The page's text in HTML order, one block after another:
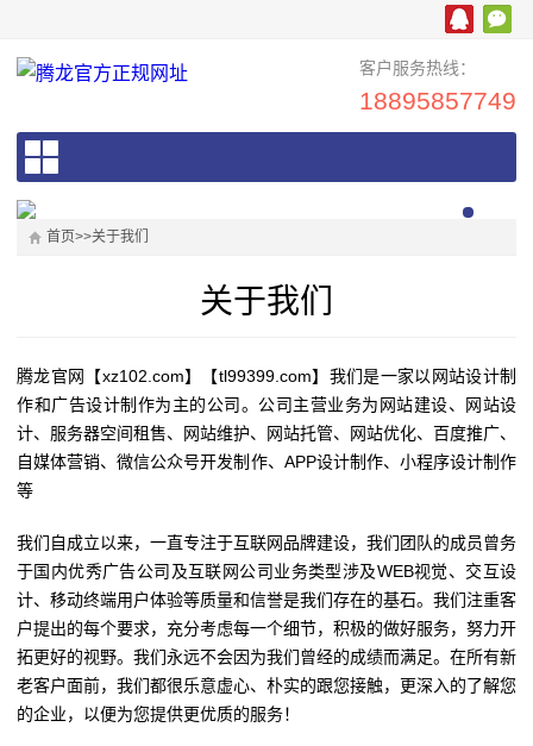
客户服务热线：
18895857749
首页>>关于我们
关于我们
腾龙官网【xz102.com】【tl99399.com】我们是一家以网站设计制
作和广告设计制作为主的公司。公司主营业务为网站建设、网站设
计、服务器空间租售、网站维护、网站托管、网站优化、百度推广、
自媒体营销、微信公众号开发制作、APP设计制作、小程序设计制作
等
我们自成立以来，一直专注于互联网品牌建设，我们团队的成员曾务
于国内优秀广告公司及互联网公司业务类型涉及WEB视觉、交互设
计、移动终端用户体验等质量和信誉是我们存在的基石。我们注重客
户提出的每个要求，充分考虑每一个细节，积极的做好服务，努力开
拓更好的视野。我们永远不会因为我们曾经的成绩而满足。在所有新
老客户面前，我们都很乐意虚心、朴实的跟您接触，更深入的了解您
的企业，以便为您提供更优质的服务！